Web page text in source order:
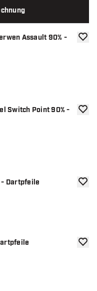
Assault 90% -
öffnen
Zur
Switch Point 90% -
öffnen
Zur
- Dartpfeile
öffnen
Zur
öffnen
Zur